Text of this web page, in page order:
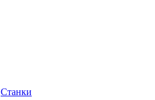
Станки